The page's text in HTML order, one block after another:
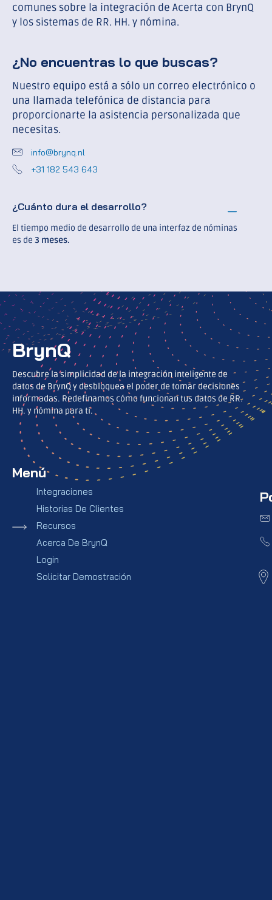
comunes sobre la integración de Acerta con BrynQ
y los sistemas de RR. HH. y nómina.
¿No encuentras lo que buscas?
Nuestro equipo está a sólo un correo electrónico o
una llamada telefónica de distancia para
proporcionarte la asistencia personalizada que
necesitas.
info@brynq.nl
+31 182 543 643
¿Cuánto dura el desarrollo?
El tiempo medio de desarrollo de una interfaz de nóminas
es de 3 meses.
BrynQ
Descubre la simplicidad de la integración inteligente de
datos de BrynQ y desbloquea el poder de tomar decisiones
informadas. Redefinamos cómo funcionan tus datos de RR.
HH. y nómina para ti.
Menú
Integraciones
Historias De Clientes
Recursos
Acerca De BrynQ
Login
Solicitar Demostración